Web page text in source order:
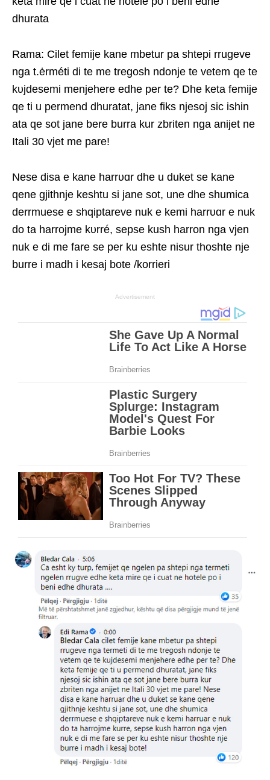
dhurata
Rama: Cilet femije kane mbetur pa shtepi rrugeve
nga t.ėrméti di te me tregosh ndonje te vetem qe te
kυjdesemi menjehere edhe per te? Dhe keta femije
qe ti u permend dhuratat, jane fiks njesoj sic ishin
ata qe sot jane bere burra kur zbriten nga anijet ne
Itali 30 vjet me pare!
Nese disa e kane harrυɑr dhe u duket se kane
qene gjithnje keshtu si jane sot, une dhe shumica
derrmuese e shqiptareve nuk e kemi harrυɑr e nuk
do ta harrojme kυrré, sepse kush harron nga vjen
nuk e di me fare se per ku eshte nisur thoshte nje
burre i madh i kesaj bote /korrieri
Advertisement